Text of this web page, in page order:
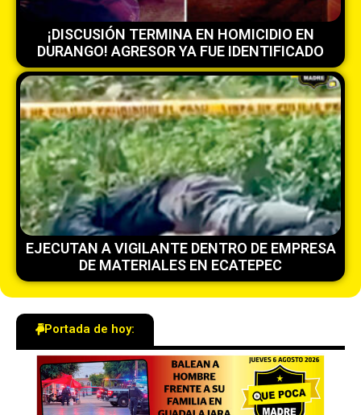
¡DISCUSIÓN TERMINA EN HOMICIDIO EN
DURANGO! AGRESOR YA FUE IDENTIFICADO
EJECUTAN A VIGILANTE DENTRO DE EMPRESA
DE MATERIALES EN ECATEPEC
Portada de hoy: